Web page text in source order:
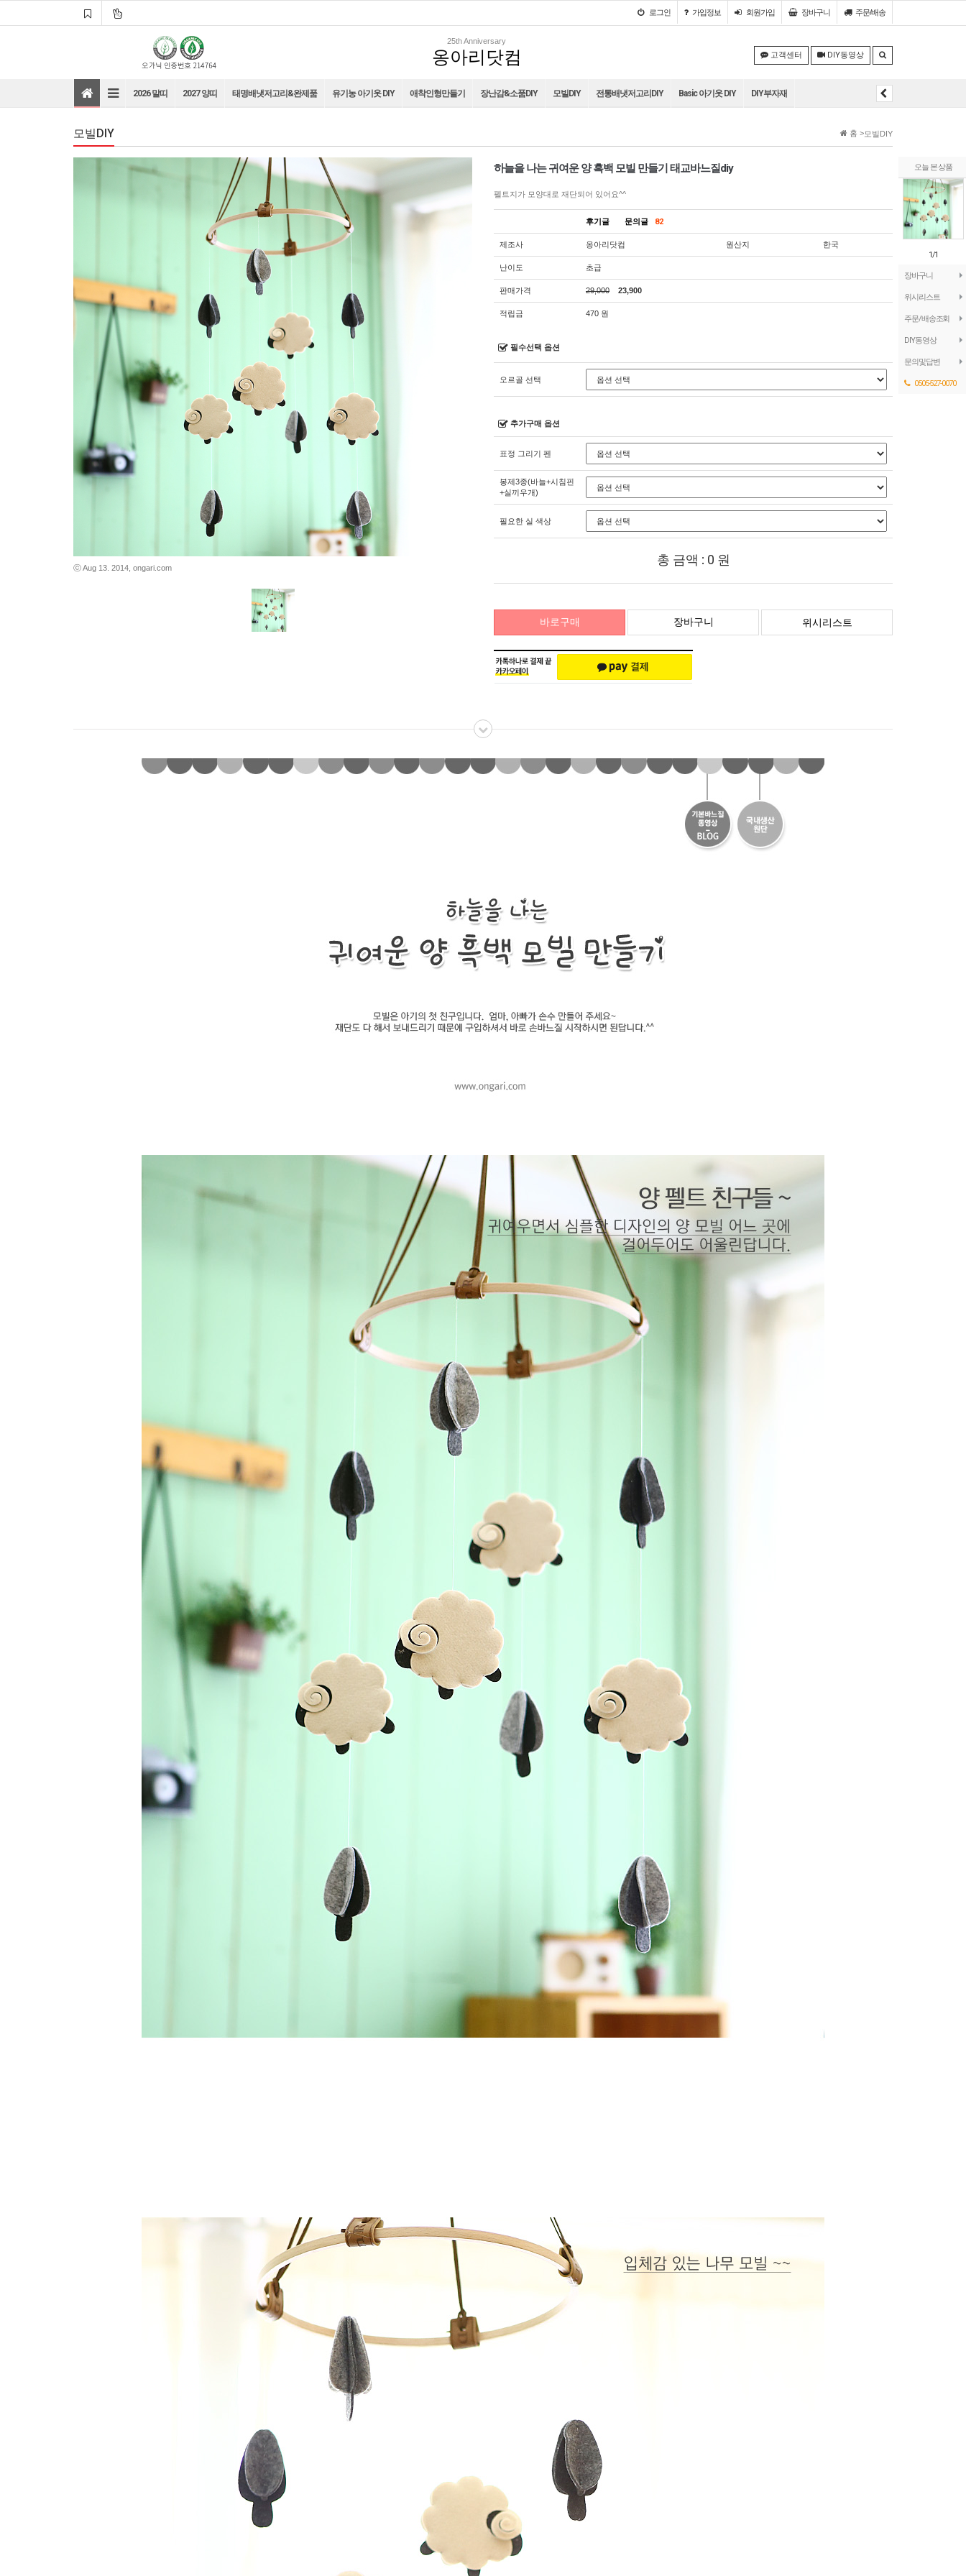
로그인 가입정보 회원가입 장바구니 주문/배송
오늘 본 상품
1/1
장바구니
바로가기
위시리스트
바로가기
주문/배송조회
DIY동영상
문의및답변
바로가기
0505-527-0070
25th Anniversary
옹아리닷컴 고객센터 DIY동영상
2026 말띠 2027 양띠 태명배냇저고리&완제품 유기농 아기옷 DIY 애착인형만들기 장난감&소품DIY 모빌DIY 전통배냇저고리DIY Basic 아기옷 DIY DIY부자재
홈 >모빌DIY
모빌DIY
ⓒ Aug 13. 2014, ongari.com
하늘을 나는 귀여운 양 흑백 모빌 만들기 태교바느질diy
펠트지가 모양대로 재단되어 있어요^^
후기글 문의글 82
제조사 옹아리닷컴 원산지 한국
난이도 초급
판매가격 29,000 23,900
적립금 470 원
필수선택 옵션
오르골 선택
추가구매 옵션
표정 그리기 펜
봉제3종(바늘+시침핀
+실끼우개)
필요한 실 색상
총 금액 : 0 원
바로구매 장바구니 위시리스트